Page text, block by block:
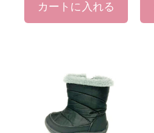
カートに入れる